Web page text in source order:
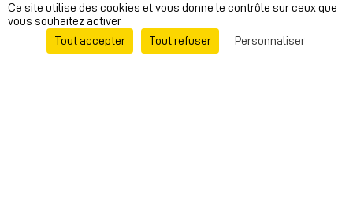
Ce site utilise des cookies et vous donne le contrôle sur ceux que
vous souhaitez activer
Tout accepter
Tout refuser Personnaliser